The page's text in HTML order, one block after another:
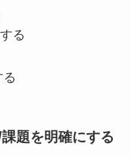
る
題を明確にする